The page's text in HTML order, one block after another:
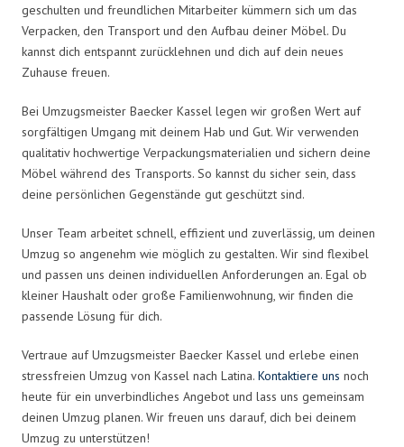
geschulten und freundlichen Mitarbeiter kümmern sich um das
Verpacken, den Transport und den Aufbau deiner Möbel. Du
kannst dich entspannt zurücklehnen und dich auf dein neues
Zuhause freuen.
Bei Umzugsmeister Baecker Kassel legen wir großen Wert auf
sorgfältigen Umgang mit deinem Hab und Gut. Wir verwenden
qualitativ hochwertige Verpackungsmaterialien und sichern deine
Möbel während des Transports. So kannst du sicher sein, dass
deine persönlichen Gegenstände gut geschützt sind.
Unser Team arbeitet schnell, effizient und zuverlässig, um deinen
Umzug so angenehm wie möglich zu gestalten. Wir sind flexibel
und passen uns deinen individuellen Anforderungen an. Egal ob
kleiner Haushalt oder große Familienwohnung, wir finden die
passende Lösung für dich.
Vertraue auf Umzugsmeister Baecker Kassel und erlebe einen
stressfreien Umzug von Kassel nach Latina. Kontaktiere uns noch
heute für ein unverbindliches Angebot und lass uns gemeinsam
deinen Umzug planen. Wir freuen uns darauf, dich bei deinem
Umzug zu unterstützen!